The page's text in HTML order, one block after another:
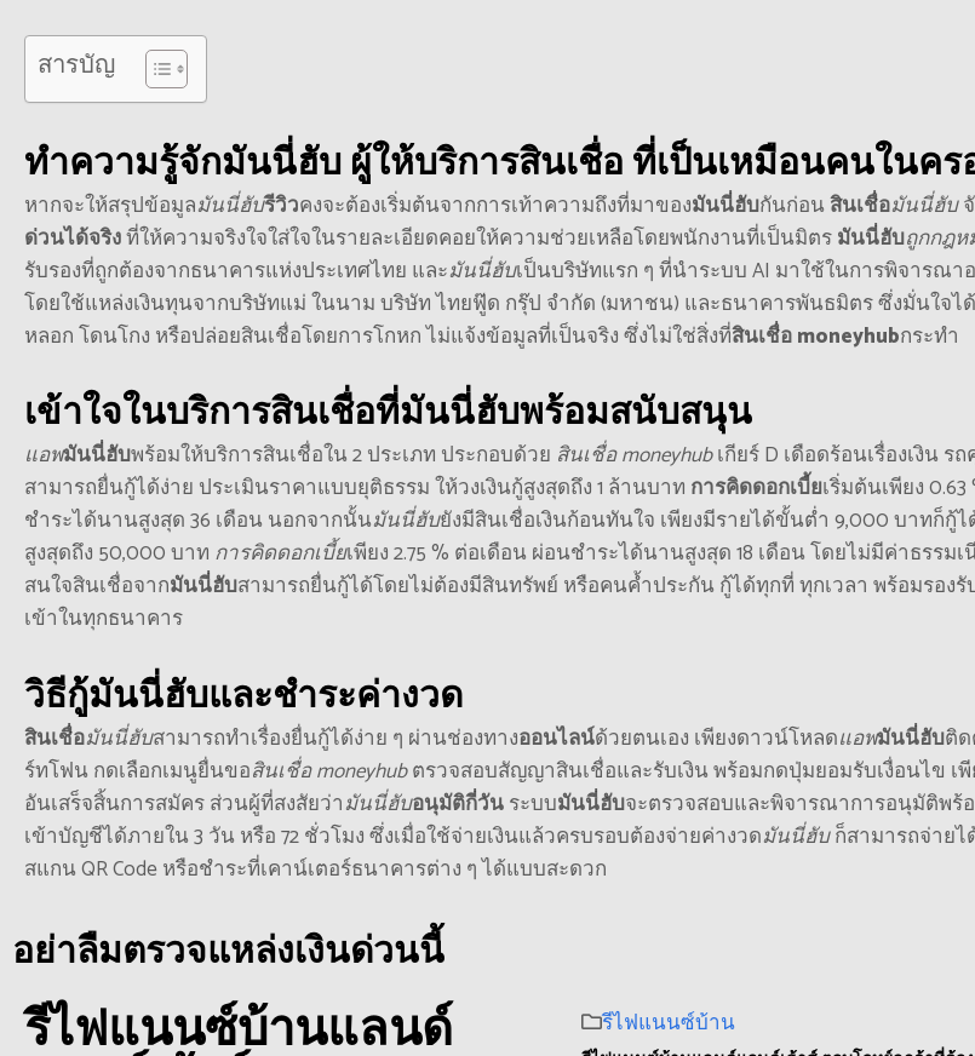
สารบัญ
ทำความรู้จักมันนี่ฮับ ผู้ให้บริการสินเชื่อ ที่เป็นเหมือนคนในคร
หากจะให้สรุปข้อมูลมันนี่ฮับรีวิวคงจะต้องเริ่มต้นจากการเท้าความถึงที่มาของมันนี่ฮับกันก่อนสินเชื่อมันนี่ฮับ
ด่วนได้จริงที่ให้ความจริงใจใส่ใจในรายละเอียดคอยให้ความช่วยเหลือโดยพนักงานที่เป็นมิตรมันนี่ฮับถูกกฎห
รับรองที่ถูกต้องจากธนาคารแห่งประเทศไทย และมันนี่ฮับเป็นบริษัทแรก ๆ ที่นำระบบ AI มาใช้ในการพิจารณา
โดยใช้แหล่งเงินทุนจากบริษัทแม่ ในนาม บริษัท ไทยฟู๊ด กรุ๊ป จำกัด (มหาชน) และธนาคารพันธมิตร ซึ่งมั่นใจไ
หลอก โดนโกง หรือปล่อยสินเชื่อโดยการโกหก ไม่แจ้งข้อมูลที่เป็นจริง ซึ่งไม่ใช่สิ่งที่สินเชื่อ moneyhubกระทำ
เข้าใจในบริการสินเชื่อที่มันนี่ฮับพร้อมสนับสนุน
แอพมันนี่ฮับพร้อมให้บริการสินเชื่อใน 2 ประเภท ประกอบด้วย สินเชื่อ moneyhubเกียร์ D เดือดร้อนเรื่องเงิน
สามารถยื่นกู้ได้ง่าย ประเมินราคาแบบยุติธรรม ให้วงเงินกู้สูงสุดถึง 1 ล้านบาท การคิดดอกเบี้ยเริ่มต้นเพียง 0.63
ชำระได้นานสูงสุด 36 เดือน นอกจากนั้นมันนี่ฮับยังมีสินเชื่อเงินก้อนทันใจ เพียงมีรายได้ขั้นต่ำ 9,000 บาทก็กู้ไ
สูงสุดถึง 50,000 บาท การคิดดอกเบี้ยเพียง 2.75 % ต่อเดือน ผ่อนชำระได้นานสูงสุด 18 เดือน โดยไม่มีค่าธรรมเ
สนใจสินเชื่อจากมันนี่ฮับสามารถยื่นกู้ได้โดยไม่ต้องมีสินทรัพย์ หรือคนค้ำประกัน กู้ได้ทุกที่ ทุกเวลา พร้อมรองรั
เข้าในทุกธนาคาร
วิธีกู้มันนี่ฮับและชำระค่างวด
สินเชื่อมันนี่ฮับสามารถทำเรื่องยื่นกู้ได้ง่าย ๆ ผ่านช่องทางออนไลน์ด้วยตนเอง เพียงดาวน์โหลดแอพมันนี่ฮับติ
ร์ทโฟน กดเลือกเมนูยื่นขอสินเชื่อ moneyhubตรวจสอบสัญญาสินเชื่อและรับเงินพร้อมกดปุ่มยอมรับเงื่อนไข เ
อันเสร็จสิ้นการสมัคร ส่วนผู้ที่สงสัยว่ามันนี่ฮับอนุมัติกี่วันระบบมันนี่ฮับจะตรวจสอบและพิจารณาการอนุมัติพร้
เข้าบัญชีได้ภายใน 3 วัน หรือ 72 ชั่วโมง ซึ่งเมื่อใช้จ่ายเงินแล้วครบรอบต้องจ่ายค่างวดมันนี่ฮับก็สามารถจ่ายไ
สแกน QR Codeหรือชำระที่เคาน์เตอร์ธนาคารต่าง ๆ ได้แบบสะดวก
อย่าลืมตรวจแหล่งเงินด่วนนี้
รีไฟแนนซ์บ้านแลนด์ รีไฟแนนซ์บ้าน